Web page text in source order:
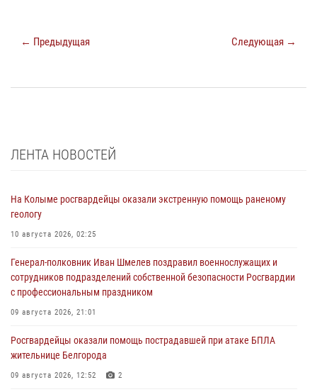
← Предыдущая Следующая →
ЛЕНТА НОВОСТЕЙ
На Колыме росгвардейцы оказали экстренную помощь раненому
геологу
10 августа 2026, 02:25
Генерал-полковник Иван Шмелев поздравил военнослужащих и
сотрудников подразделений собственной безопасности Росгвардии
с профессиональным праздником
09 августа 2026, 21:01
Росгвардейцы оказали помощь пострадавшей при атаке БПЛА
жительнице Белгорода
09 августа 2026, 12:52 2